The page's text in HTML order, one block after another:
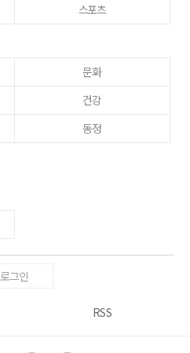
스포츠
문화
건강
동정
로그인
RSS